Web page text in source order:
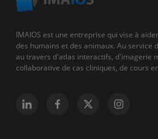
IMAIOS est une entreprise qui vise à
des humains et des animaux. Au service
au travers d'atlas interactifs, d'imagerie
collaborative de cas cliniques, de cours